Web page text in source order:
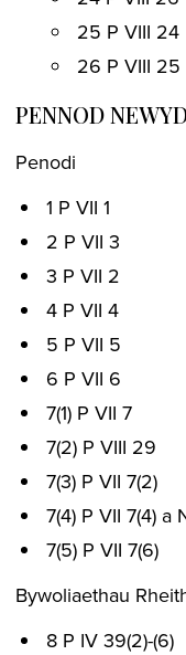
25 P VIII 24
26 P VIII 25
PENNOD
Penodi
1 P VII 1
2 P VII 3
3 P VII 2
4 P VII 4
5 P VII 5
6 P VII 6
7(1) P VII 7
7(2) P VIII 29
7(3) P VII 7(2)
7(4) P VII 7(4) a
7(5) P VII 7(6)
Bywoliaethau
8 P IV 39(2)-(6)